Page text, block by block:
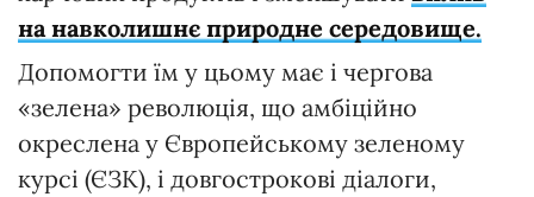
на навколишнє природне середовище.
Допомогти їм у цьому має і чергова
«зелена» революція, що амбіційно
окреслена у Європейському зеленому
курсі (ЄЗК), і довгострокові діалоги,